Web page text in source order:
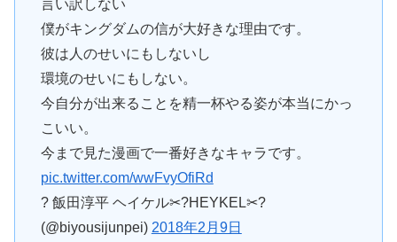
言い訳しない
僕がキングダムの信が大好きな理由です。
彼は人のせいにもしないし
環境のせいにもしない。
今自分が出来ることを精一杯やる姿が本当にかっ
こいい。
今まで見た漫画で一番好きなキャラです。
pic.twitter.com/wwFvyOfiRd
? 飯田淳平 ヘイケル✂?HEYKEL✂?
(@biyousijunpei) 2018年2月9日